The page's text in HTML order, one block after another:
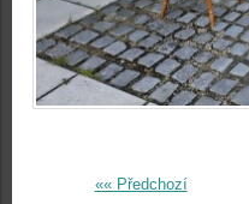
«« Předchozí